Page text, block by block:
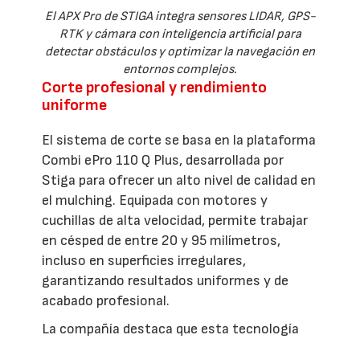
El APX Pro de STIGA integra sensores LIDAR, GPS-
RTK y cámara con inteligencia artificial para
detectar obstáculos y optimizar la navegación en
entornos complejos.
Corte profesional y rendimiento
uniforme
El sistema de corte se basa en la plataforma
Combi ePro 110 Q Plus, desarrollada por
Stiga para ofrecer un alto nivel de calidad en
el mulching. Equipada con motores y
cuchillas de alta velocidad, permite trabajar
en césped de entre 20 y 95 milímetros,
incluso en superficies irregulares,
garantizando resultados uniformes y de
acabado profesional.
La compañía destaca que esta tecnología